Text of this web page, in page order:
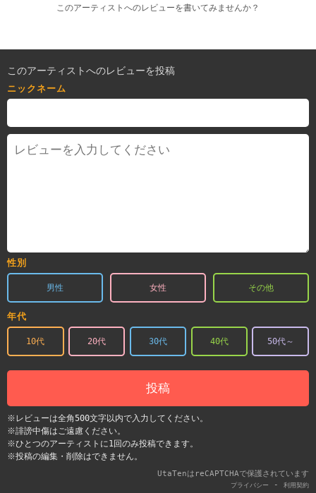
このアーティストへのレビューを書いてみませんか？
このアーティストへのレビューを投稿
ニックネーム
性別
男性 女性 その他
年代
10代 20代 30代 40代 50代～
投稿
※レビューは全角500文字以内で入力してください。
※誹謗中傷はご遠慮ください。
※ひとつのアーティストに1回のみ投稿できます。
※投稿の編集・削除はできません。
UtaTenはreCAPTCHAで保護されています
プライバシー - 利用契約